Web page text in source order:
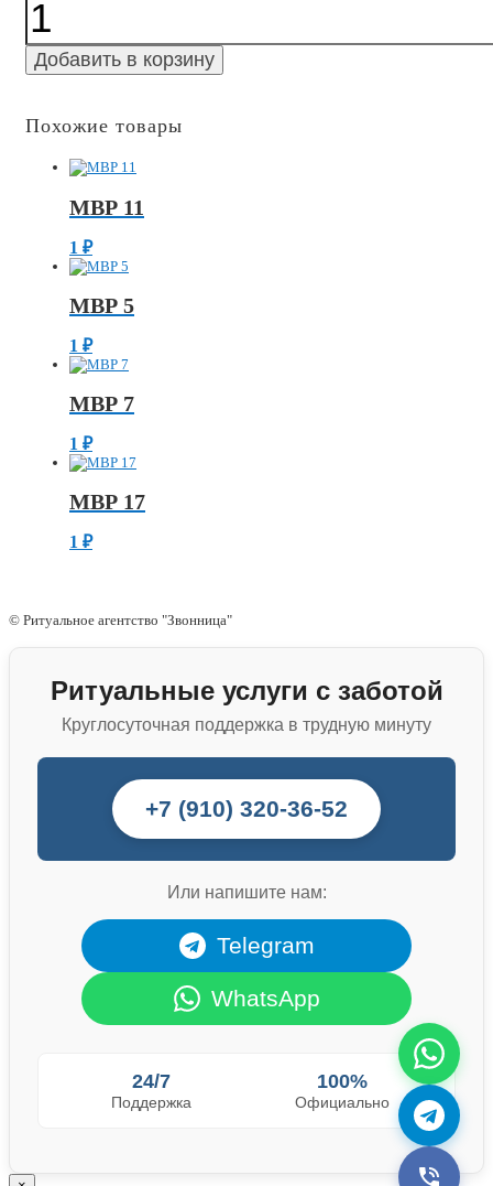
Добавить в корзину
Похожие товары
МВР 11
1 ₽
МВР 5
1 ₽
МВР 7
1 ₽
МВР 17
1 ₽
© Ритуальное агентство "Звонница"
Ритуальные услуги с заботой
Круглосуточная поддержка в трудную минуту
+7 (910) 320-36-52
Или напишите нам:
Telegram
WhatsApp
24/7
Поддержка
100%
Официально